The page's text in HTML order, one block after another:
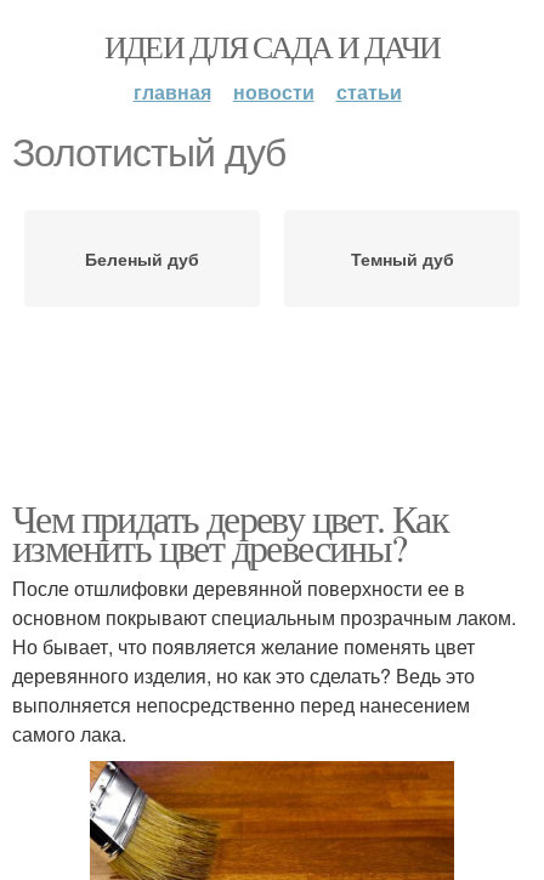
ИДЕИ ДЛЯ САДА И ДАЧИ
главная новости статьи
Золотистый дуб
Беленый дуб Темный дуб
Чем придать дереву цвет. Как
изменить цвет древесины?
После отшлифовки деревянной поверхности ее в
основном покрывают специальным прозрачным лаком.
Но бывает, что появляется желание поменять цвет
деревянного изделия, но как это сделать? Ведь это
выполняется непосредственно перед нанесением
самого лака.